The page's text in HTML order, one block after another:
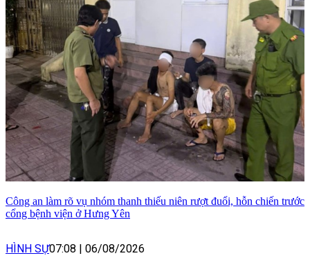
Công an làm rõ vụ nhóm thanh thiếu niên rượt đuổi, hỗn chiến trước
cổng bệnh viện ở Hưng Yên
HÌNH SỰ07:08 06/08/2026